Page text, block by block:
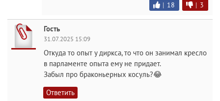
| 18 | 3
Гость
31.07.2025 15:09
Откуда то опыт у диркса, то что он занимал кресло
в парламенте опыта ему не придает.
Забыл про браконьерных косуль?😂
Ответить